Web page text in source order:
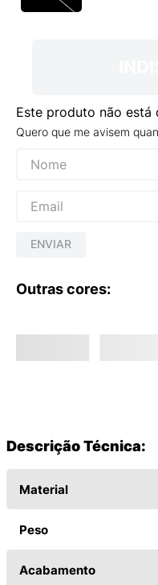
Este produto não está
Quero que me avisem
ENVIAR
Outras cores:
Descrição Técnica:
Material
Peso
Acabamento
VEJA COUNTRY